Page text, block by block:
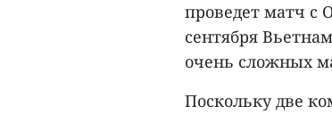
проведет матч с
сентября
очень сложных
Поскольку две